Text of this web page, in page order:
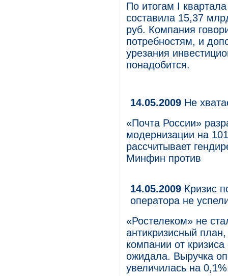
По итогам I
составила 15,37
руб. Компания
потребностям, и
урезания
понадобится.
14.05.2009 Не
«Почта России»
модернизации на
рассчитывает
Минфин против
14.05.2009 Кризис
оператора не
«Ростелеком» не
антикризисный
компании от
ожидала. Выручка
увеличилась на